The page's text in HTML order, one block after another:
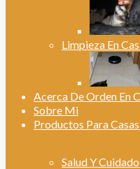
Limpieza En
Acerca De Orden En
Sobre Mi
Productos Para
Salud Y